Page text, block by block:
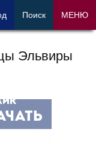
Эльвиры
Поиск МЕНЮ